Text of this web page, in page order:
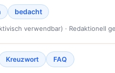
bedacht
verwendbar) · Redaktionell
Kreuzwort FAQ